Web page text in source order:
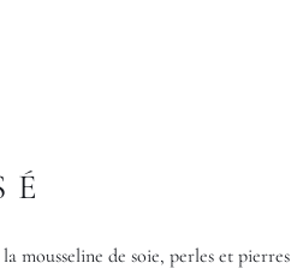
mousseline de soie, perles et pierres